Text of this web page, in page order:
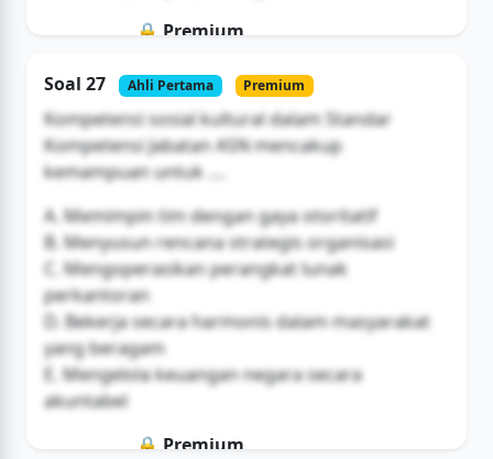
🔒 Premium
Buka Akses
Soal 27 Ahli Pertama Premium
Kompetensi sosial kultural dalam Standar
Kompetensi Jabatan ASN mencakup
kemampuan untuk ....
A. Memimpin tim dengan gaya otoritatif
B. Menyusun rencana strategis organisasi
C. Mengoperasikan perangkat lunak
perkantoran
D. Bekerja secara harmonis dalam masyarakat
yang beragam
E. Mengelola keuangan negara secara
akuntabel
🔒 Premium